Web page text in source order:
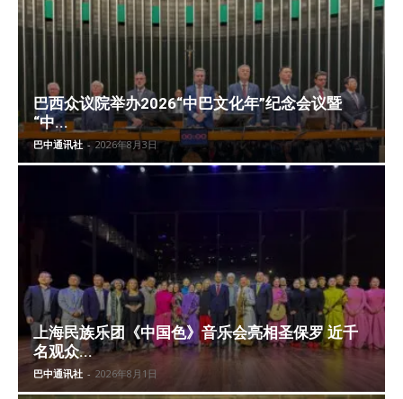
巴西众议院举办2026“中巴文化年”纪念会议暨
“中...
巴中通讯社 - 2026年8月3日
上海民族乐团《中国色》音乐会亮相圣保罗 近千
名观众...
巴中通讯社 - 2026年8月1日